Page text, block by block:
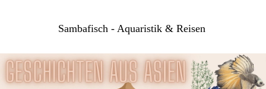
Sambafisch - Aquaristik & Reisen